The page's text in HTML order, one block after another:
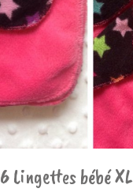
6 Lingettes bébé XL